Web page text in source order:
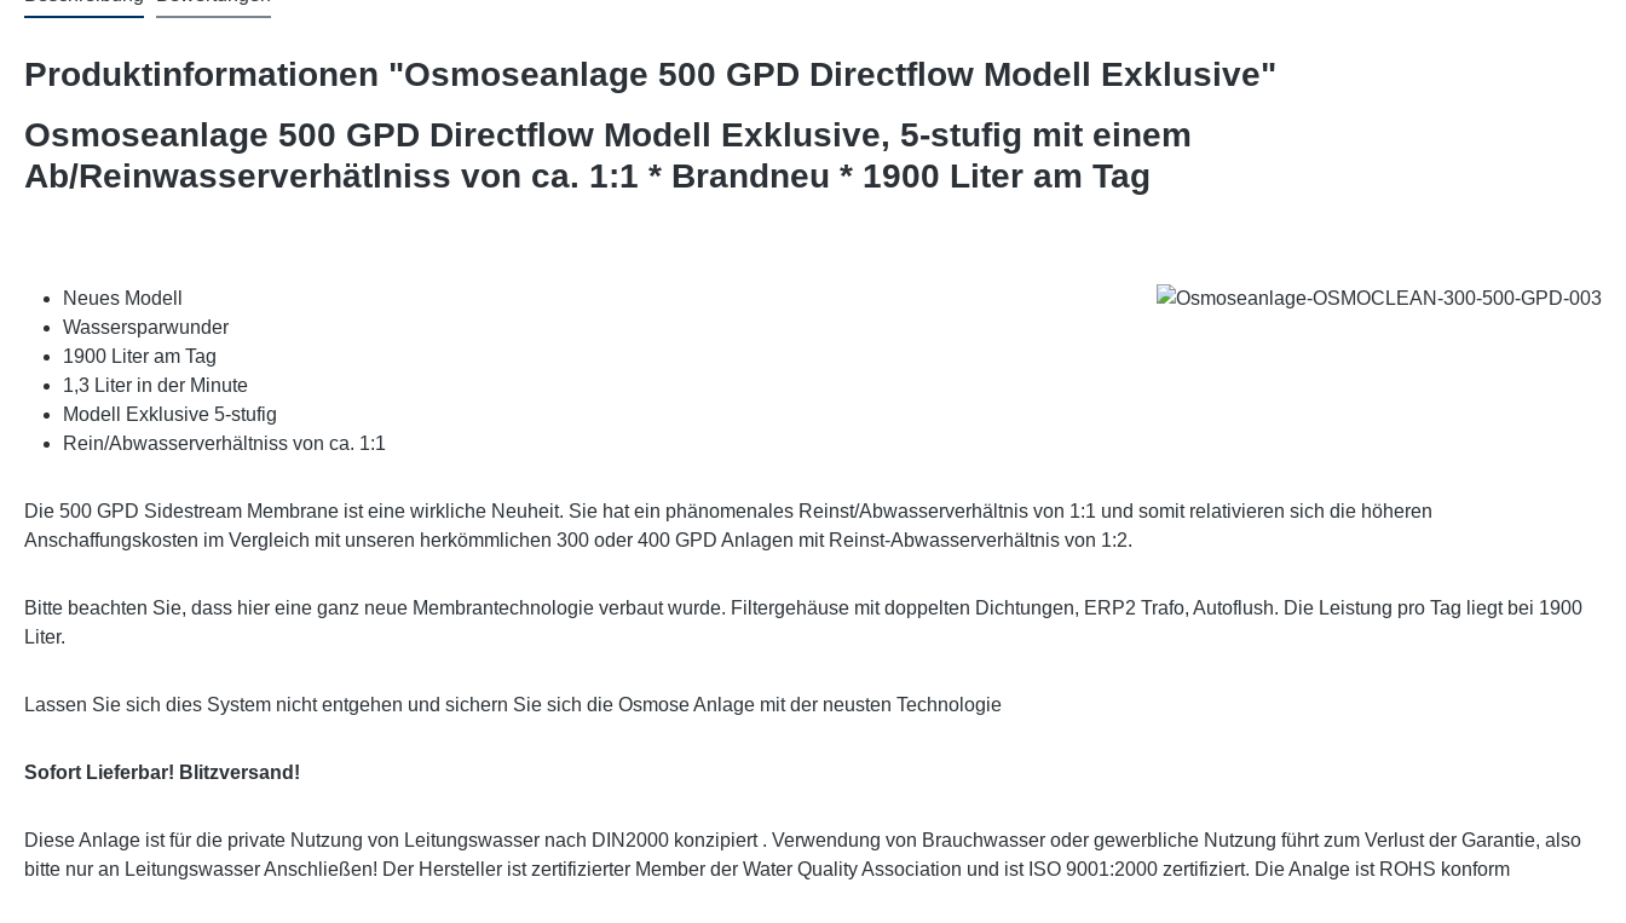
Produktinformationen "Osmoseanlage 500 GPD Directflow Modell Exklusive"
Osmoseanlage 500 GPD Directflow Modell Exklusive, 5-stufig mit einem
Ab/Reinwasserverhätlniss von ca. 1:1 * Brandneu * 1900 Liter am Tag
Neues Modell
Wassersparwunder
1900 Liter am Tag
1,3 Liter in der Minute
Modell Exklusive 5-stufig
Rein/Abwasserverhältniss von ca. 1:1
Die 500 GPD Sidestream Membrane ist eine wirkliche Neuheit. Sie hat ein phänomenales Reinst/Abwasserverhältnis von 1:1 und somit relativieren sich die höheren
Anschaffungskosten im Vergleich mit unseren herkömmlichen 300 oder 400 GPD Anlagen mit Reinst-Abwasserverhältnis von 1:2.
Bitte beachten Sie, dass hier eine ganz neue Membrantechnologie verbaut wurde. Filtergehäuse mit doppelten Dichtungen, ERP2 Trafo, Autoflush. Die Leistung pro Tag liegt bei 1900
Liter.
Lassen Sie sich dies System nicht entgehen und sichern Sie sich die Osmose Anlage mit der neusten Technologie
Sofort Lieferbar! Blitzversand!
Diese Anlage ist für die private Nutzung von Leitungswasser nach DIN2000 konzipiert . Verwendung von Brauchwasser oder gewerbliche Nutzung führt zum Verlust der Garantie, also
bitte nur an Leitungswasser Anschließen! Der Hersteller ist zertifizierter Member der Water Quality Association und ist ISO 9001:2000 zertifiziert. Die Analge ist ROHS konform